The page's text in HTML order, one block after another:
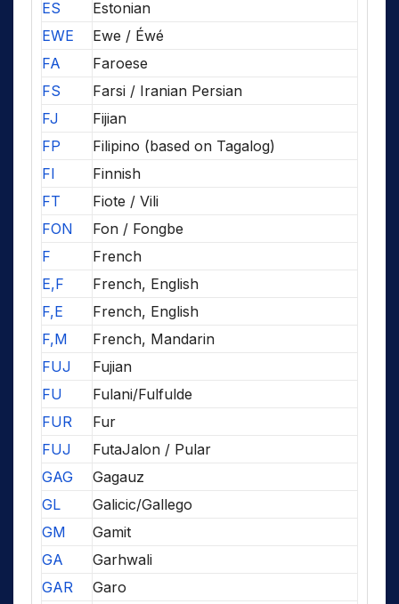
ES
Estonian
EWE
Ewe / Éwé
FA
Faroese
FS
Farsi / Iranian Persian
FJ
Fijian
FP
Filipino (based on Tagalog)
FI
Finnish
FT
Fiote / Vili
FON
Fon / Fongbe
F
French
E,F
French, English
F,E
French, English
F,M
French, Mandarin
FUJ
Fujian
FU
Fulani/Fulfulde
FUR
Fur
FUJ
FutaJalon / Pular
GAG
Gagauz
GL
Galicic/Gallego
GM
Gamit
GA
Garhwali
GAR
Garo